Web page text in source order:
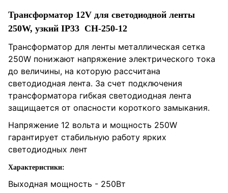
Трансформатор 12V для светодиодной ленты
250W, узкий IP33 CH-250-12
Трансформатор для ленты металлическая сетка
250W понижают напряжение электрического тока
до величины, на которую рассчитана
светодиодная лента. За счет подключения
трансформатора гибкая светодиодная лента
защищается от опасности короткого замыкания.
Напряжение 12 вольта и мощность 250W
гарантирует стабильную работу ярких
светодиодных лент
Характеристики:
Выходная мощность - 250Вт